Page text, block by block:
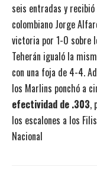
seis entradas y
colombiano Jorge
victoria por 1-0 sobre
Teherán igualó la
con una foja de 4-4.
los Marlins ponchó a
efectividad de .303,
los escalones a los
Nacional